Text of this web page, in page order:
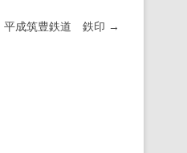
平成筑豊鉄道 鉄印 →